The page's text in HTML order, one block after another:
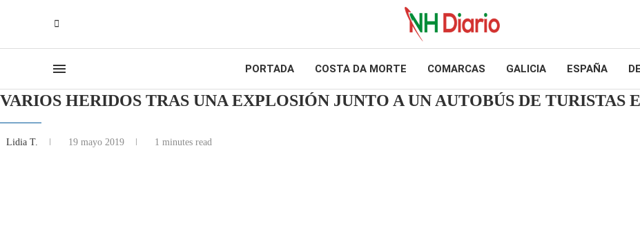
PORTADA COSTA DA MORTE COMARCAS GALICIA ESPAÑA
VARIOS HERIDOS TRAS UNA EXPLOSIÓN JUNTO A UN AUTOBÚS DE TURISTAS
Lidia T. 19 mayo 2019 1 minutes read